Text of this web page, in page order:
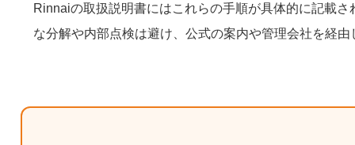
Rinnaiの取扱説明書にはこれらの手順が具体的に記載
な分解や内部点検は避け、公式の案内や管理会社を経